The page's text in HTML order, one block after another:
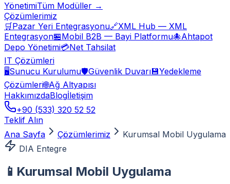
YönetimiTüm Modüller →
Çözümlerimiz
🛒Pazar Yeri Entegrasyonu🔗XML Hub — XML
Entegrasyon🏪Mobil B2B — Bayi Platformu🐙Ahtapot
Depo Yönetimi💳Net Tahsilat
IT Çözümleri
🖥️Sunucu Kurulumu🛡️Güvenlik Duvarı💾Yedekleme
Çözümleri🌐Ağ Altyapısı
HakkımızdaBlogİletişim
+90 (533) 320 52 52
Teklif Alın
Ana Sayfa
Çözümlerimiz
Kurumsal Mobil Uygulama
DIA Entegre
📱 Kurumsal Mobil Uygulama